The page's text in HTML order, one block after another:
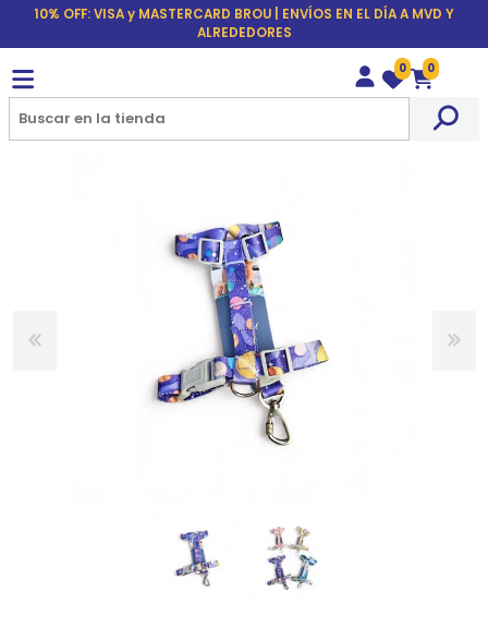
10% OFF: VISA y MASTERCARD BROU | ENVÍOS EN EL DÍA A MVD Y
ALREDEDORES
Wishlist
0
Carrito
0